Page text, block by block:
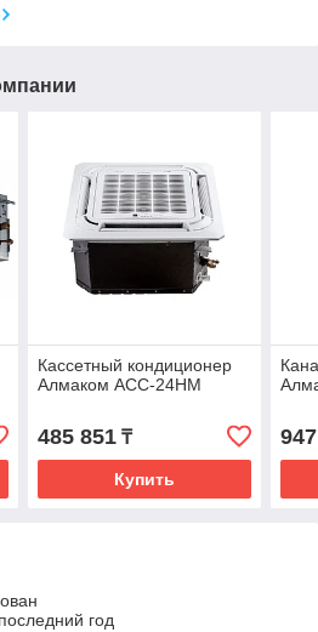
Кассетный кондиционер
Алмаком ACC-24HM
485 851₸
Купить
год